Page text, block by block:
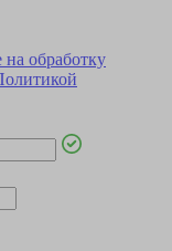
на обработку